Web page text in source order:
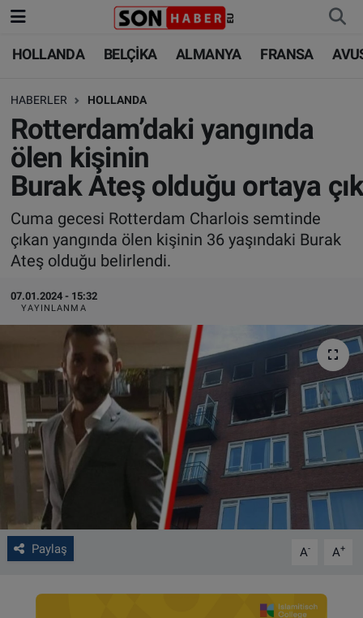
HOLLANDA BELÇİKA ALMANYA FRANSA
HABERLER HOLLANDA
Rotterdam’daki yangında
ölen kişinin
Burak Ateş olduğu ortaya
Cuma gecesi Rotterdam Charlois semtinde
çıkan yangında ölen kişinin 36 yaşındaki Burak
Ateş olduğu belirlendi.
07.01.2024 - 15:32
YAYINLANMA
Paylaş A- A+
HOLLANDA
BELÇİKA
ALMANYA
FRANSA
AVUSTURYA
SAĞLIK - YAŞAM
BİLİM-TEKNOLOJİ
HOLLANDA
BELÇİKA
ALMANYA
TÜRKİYE
DÜNYA
BİLİM-TEKNOLOJİ
SAĞLIK
FOTO GALERİ
VIDEO GALERİ
ALGEMENE VOORWAARDEN
CONTACT
Çerez Politikası
Nöbetçi Eczaneler
Hava Durumu
Trafik Durumu
Süper Lig Puan Durumu ve Fikstür
Tüm Manşetler
Son Dakika Haberleri
Haber Arşivi